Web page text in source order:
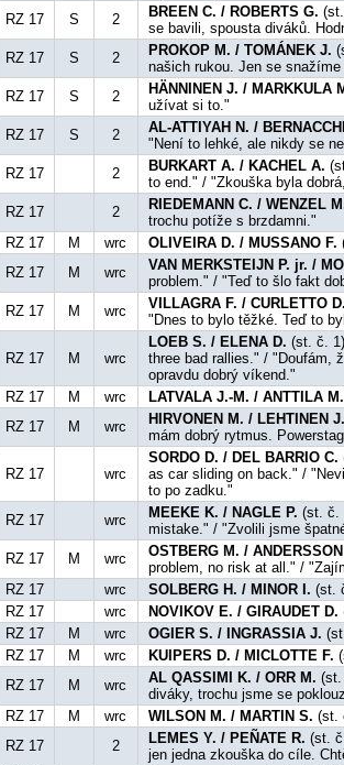
RZ 17 S 2 BREEN C. / ROBERTS G.
se bavili, spousta diváků.
RZ 17 S 2 PROKOP M. / TOMÁNEK J.
našich rukou. Jen se
RZ 17 S 2
HÄNNINEN J. / MARKKULA
užívat si to."
RZ 17 S 2
AL-ATTIYAH N. /
"Není to lehké, ale nikdy se
RZ 17 2 BURKART A. / KACHEL A.
to end." / "Zkouška byla
RZ 17 2
RIEDEMANN C. / WENZEL
trochu potíže s brzdamni."
RZ 17 M wrc OLIVEIRA D. / MUSSANO F.
RZ 17 M wrc
VAN MERKSTEIJN P. jr. /
problem." / "Teď to šlo fakt
RZ 17 M wrc
VILLAGRA F. / CURLETTO
"Dnes to bylo těžké. Teď to
RZ 17 M wrc
LOEB S. / ELENA D. (st. č.
three bad rallies." / "Doufám,
opravdu dobrý víkend."
RZ 17 M wrc
LATVALA J.-M. / ANTTILA M.
RZ 17 M wrc
HIRVONEN M. / LEHTINEN
mám dobrý rytmus.
RZ 17 wrc
SORDO D. / DEL BARRIO C.
as car sliding on back." /
to po zadku."
RZ 17 wrc MEEKE K. / NAGLE P. (st. č.
mistake." / "Zvolili jsme
RZ 17 M wrc
OSTBERG M. /
problem, no risk at all." /
RZ 17 wrc SOLBERG H. / MINOR I. (st.
RZ 17 wrc NOVIKOV E. / GIRAUDET D.
RZ 17 M wrc OGIER S. / INGRASSIA J.
RZ 17 M wrc KUIPERS D. / MICLOTTE F.
RZ 17 M wrc AL QASSIMI K. / ORR M. (st.
diváky, trochu jsme se
RZ 17 M wrc WILSON M. / MARTIN S. (st.
RZ 17 2 LEMES Y. / PEÑATE R. (st.
jen jedna zkouška do cíle.